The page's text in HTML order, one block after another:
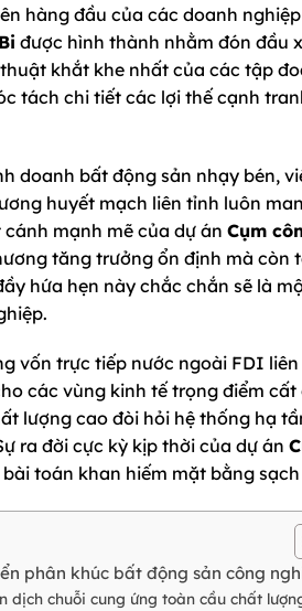
hàng đầu của các doanh
được hình thành nhằm đón đầu
khắt khe nhất của các tập
tách chi tiết các lợi thế cạnh
doanh bất động sản nhạy bén,
huyết mạch liên tỉnh luôn
mạnh mẽ của dự án Cụm
tăng trưởng ổn định mà
hứa hẹn này chắc chắn sẽ là
vốn trực tiếp nước ngoài FDI
các vùng kinh tế trọng điểm
lượng cao đòi hỏi hệ thống hạ
ra đời cực kỳ kịp thời của dự án
toán khan hiếm mặt bằng
phân khúc bất động sản công
dịch chuỗi cung ứng toàn cầu chất